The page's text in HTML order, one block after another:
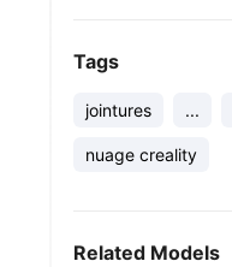
Tags
jointures ...
nuage creality
Related Models